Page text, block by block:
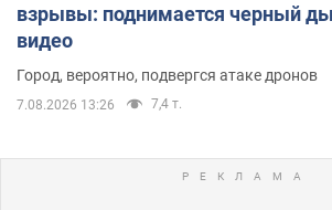
взрывы: поднимается черный
видео
Город, вероятно, подвергся атаке дронов
7.08.2026 13:26 7,4 т.